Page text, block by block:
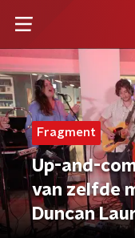
Fragment
Up-and-
van zelfde
Duncan